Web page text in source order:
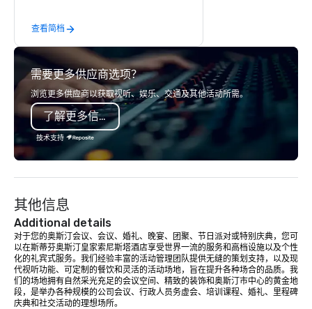
creative, advanced technology,
digital, environmental, staging, and
digital solutions for hybrid, virtual and
in-person events of any type.
查看简档
需要更多供应商选项？
浏览更多供应商以获取视听、娱乐、交通及其他活动所需。
了解更多信息
技术支持
其他信息
Additional details
对于您的奥斯汀会议、会议、婚礼、晚宴、团聚、节日派对或特别庆典，您可
以在斯蒂芬奥斯汀皇家索尼斯塔酒店享受世界一流的服务和高档设施以及个性
化的礼宾式服务。我们经验丰富的活动管理团队提供无缝的策划支持，以及现
代视听功能、可定制的餐饮和灵活的活动场地，旨在提升各种场合的品质。我
们的场地拥有自然采光充足的会议空间、精致的装饰和奥斯汀市中心的黄金地
段，是举办各种规模的公司会议、行政人员务虚会、培训课程、婚礼、里程碑
庆典和社交活动的理想场所。